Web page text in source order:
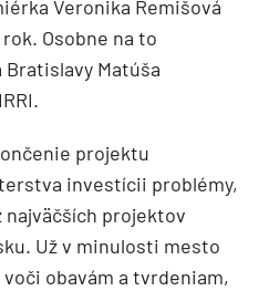
Veronika Remišová
Osobne na to
Matúša
projektu
investícii problémy,
najväčších projektov
Už v minulosti mesto
obavám a tvrdeniam,